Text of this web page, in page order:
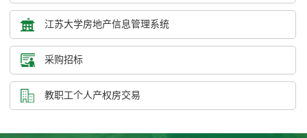
江苏大学房地产信息管理系统
采购招标
教职工个人产权房交易